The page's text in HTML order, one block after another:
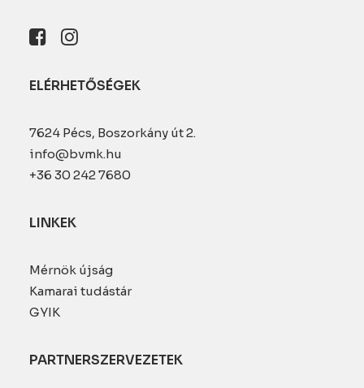
ELÉRHETŐSÉGEK
7624 Pécs, Boszorkány út 2.
info@bvmk.hu
+36 30 242 7680
LINKEK
Mérnök újság
Kamarai tudástár
GYIK
PARTNERSZERVEZETEK